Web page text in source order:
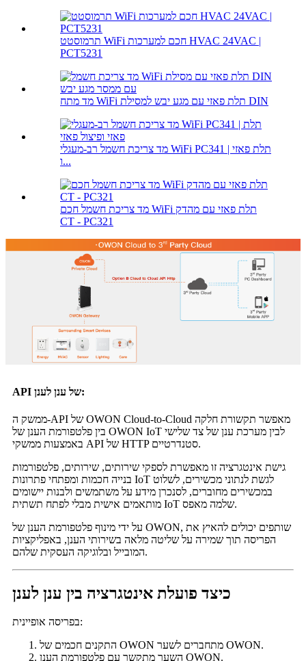
תרמוסטט WiFi חכם למערכות HVAC 24VAC |
PCT5231
מד מתח WiFi תלת פאזי עם מגע יבש למסילת DIN
מד צריכת חשמל רב-מעגלי WiFi PC341 | תלת פאזי
ו...
מד צריכת חשמל חכם WiFi תלת פאזי עם מהדק
CT - PC321
API של ענן לענן:
ממשק ה-API של OWON Cloud-to-Cloud מאפשר תקשורת חלקה
בין פלטפורמת הענן של OWON IoT לבין מערכת ענן של צד שלישי
באמצעות ממשקי API של HTTP סטנדרטיים.
גישת אינטגרציה זו מאפשרת לספקי שירותים, שירותים, פלטפורמות
בנייה חכמות ומפתחי פתרונות IoT לגשת לנתוני מכשירים, לשלוט
במכשירים מחוברים, לסנכרן מידע על משתמשים ולבנות יישומים
מותאמים אישית מבלי לפתח תשתית IoT שלמה מאפס.
על ידי מינוף פלטפורמת הענן של OWON, שותפים יכולים להאיץ את
הפריסה תוך שמירה על שליטה מלאה בשירותי הענן, באפליקציות
המובייל ובלוגיקה העסקית שלהם.
כיצד פועלת אינטגרציה בין ענן לענן
בפריסה אופיינית:
התקנים חכמים של OWON מתחברים לשער OWON.
השער מתקשר עם פלטפורמת הענן OWON.